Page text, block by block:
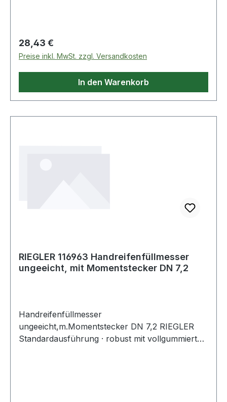
Regulärer Preis:
28,43 €
Preise inkl. MwSt. zzgl. Versandkosten
In den Warenkorb
RIEGLER 116963 Handreifenfüllmesser
ungeeicht, mit Momentstecker DN 7,2
Handreifenfüllmesser
ungeeicht,m.Momentstecker DN 7,2 RIEGLER
Standardausführung · robust mit vollgummierter